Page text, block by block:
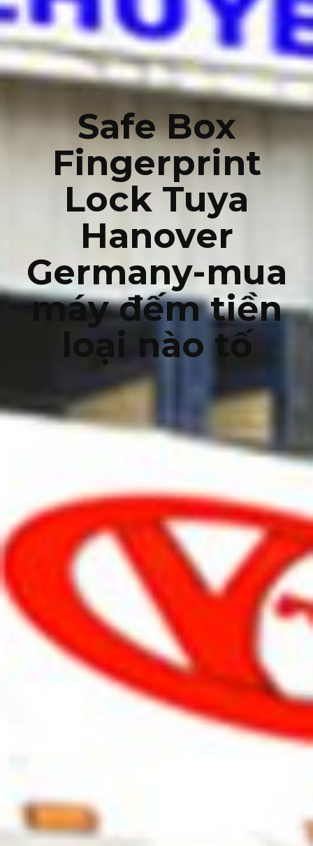
Safe Box
Fingerprint
Lock Tuya
Hanover
Germany-mua
máy đếm tiền
loại nào tố